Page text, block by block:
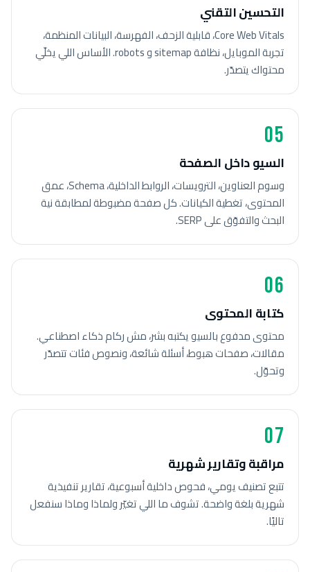
التحسين التقني
Core Web Vitals، قابلية الزحف، الفهرسة، البيانات المنظمة،
تجربة الموبايل، نظافة sitemap و robots. الأساس اللي يخلّي
محتواك يتصدّر.
05
السيو داخل الصفحة
وسوم العناوين، الترويسات، الروابط الداخلية، Schema، عمق
المحتوى، تغطية الكيانات. كل صفحة مضبوطة لمطابقة نية
البحث والتفوّق على SERP.
06
كتابة المحتوى
محتوى مدفوع بالسيو يكتبه بشر، مش ركام ذكاء اصطناعي.
مقالات، صفحات هبوط، أسئلة شائعة، ونصوص فئات تتصدّر
وتحوّل.
07
مراقبة وتقارير شهرية
تتبع تصنيف يومي، فحوص داخلية أسبوعية، تقارير تنفيذية
شهرية بلغة واضحة. تشوف ما اللي تغيّر ولماذا وماذا سنفعل
تاليًا.